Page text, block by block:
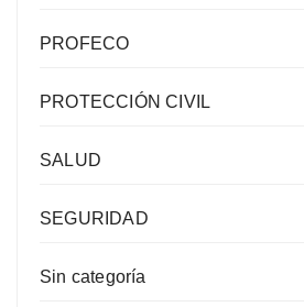
PROFECO
PROTECCIÓN CIVIL
SALUD
SEGURIDAD
Sin categoría